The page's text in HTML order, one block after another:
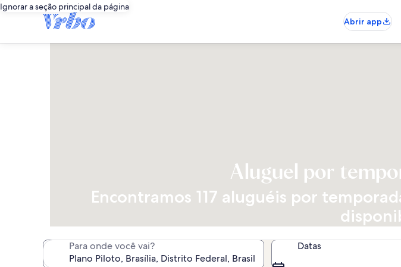
Ignorar a seção principal da página
Abrir app
Aluguel por
Encontramos 117 aluguéis por
Para onde você vai? Datas